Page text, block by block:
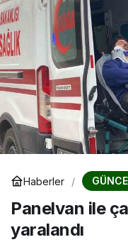
Haberler
Panelvan ile
yaralandı